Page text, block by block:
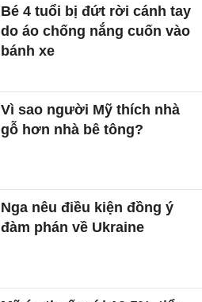
Bé 4 tuổi bị đứt rời cánh tay
do áo chống nắng cuốn vào
bánh xe
Vì sao người Mỹ thích nhà
gỗ hơn nhà bê tông?
Nga nêu điều kiện đồng ý
đàm phán về Ukraine